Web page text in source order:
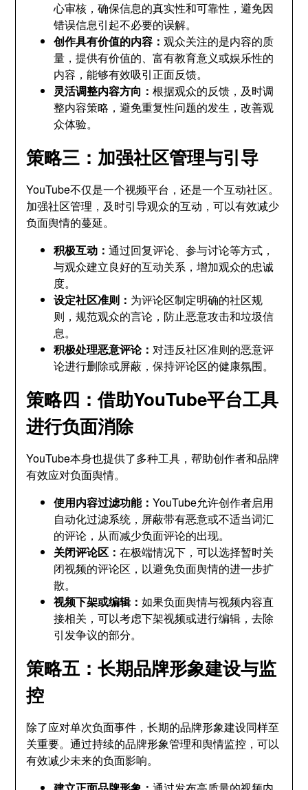
心审核，确保信息的真实性和可靠性，避免因
错误信息引起不必要的误解。
创作具有价值的内容：观众关注的是内容的质
量，提供有价值的、富有教育意义或娱乐性的
内容，能够有效吸引正面反馈。
灵活调整内容方向：根据观众的反馈，及时调
整内容策略，避免重复性问题的发生，改善观
众体验。
策略三：加强社区管理与引导
YouTube不仅是一个视频平台，还是一个互动社区。
加强社区管理，及时引导观众的互动，可以有效减少
负面舆情的蔓延。
积极互动：通过回复评论、参与讨论等方式，
与观众建立良好的互动关系，增加观众的忠诚
度。
设定社区准则： 为评论区制定明确的社区规
则，规范观众的言论，防止恶意攻击和垃圾信
息。
积极处理恶意评论：对违反社区准则的恶意评
论进行删除或屏蔽，保持评论区的健康氛围。
策略四：借助YouTube平台工具
进行负面消除
YouTube本身也提供了多种工具，帮助创作者和品牌
有效应对负面舆情。
使用内容过滤功能：YouTube允许创作者启用
自动化过滤系统，屏蔽带有恶意或不适当词汇
的评论，从而减少负面评论的出现。
关闭评论区：在极端情况下，可以选择暂时关
闭视频的评论区，以避免负面舆情的进一步扩
散。
视频下架或编辑：如果负面舆情与视频内容直
接相关，可以考虑下架视频或进行编辑，去除
引发争议的部分。
策略五：长期品牌形象建设与监
控
除了应对单次负面事件，长期的品牌形象建设同样至
关重要。通过持续的品牌形象管理和舆情监控，可以
有效减少未来的负面影响。